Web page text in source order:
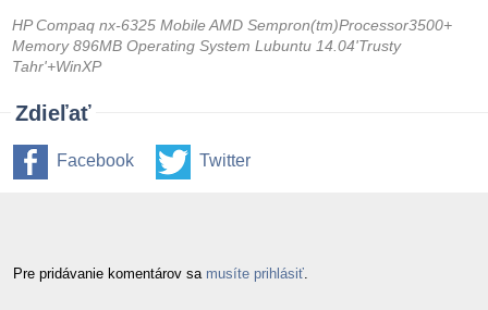
HP Compaq nx-6325 Mobile AMD Sempron(tm)Processor3500+
Memory 896MB Operating System Lubuntu 14.04'Trusty
Tahr'+WinXP
Zdieľať
Facebook Twitter
Pre pridávanie komentárov sa musíte prihlásiť